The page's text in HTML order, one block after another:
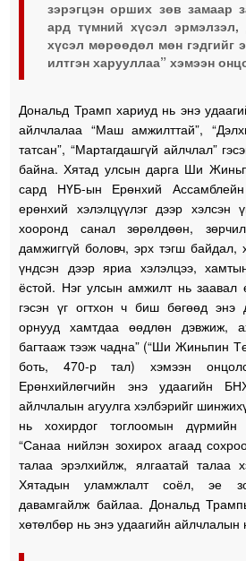
зэрэгцэн орших зөв замаар
ард түмний хүсэл
хүсэл мөрөөдөл мөн гэдгийг
илтгэн харууллаа” хэмээн
Дональд Трамп хариуд нь энэ
айлчлалаа “Маш амжилттай”,
татсан”, “Мартагдашгүй айлчлал”
байна. Хятад улсын дарга Ши
сард НҮБ-ын Ерөнхий
ерөнхий хэлэлцүүлэг дээр хэлсэн
хооронд санал зөрөлдөөн,
дамжиггүй боловч, эрх тэгш байдал,
үндсэн дээр яриа хэлэлцээ,
ёстой. Нэг улсын амжилт нь заавал
гэсэн үг огтхон ч биш бөгөөд энэ
орнууд хамтдаа өөдлөн дэвжиж,
багтааж тээж чадна” (“Ши Жиньпин
боть, 470-р тал) хэмээн
Ерөнхийлөгчийн энэ удаагийн
айлчлалын агуулга хэлбэрийг
нь хохирдог тоглоомын дүрмийн
“Санаа нийлэн зохирох агаад
талаа эрэлхийлж, ялгаатай талаа
Хятадын уламжлалт соёл, эе
давамгайлж байлаа. Дональд
хөтөлбөр нь энэ удаагийн айлчлалын